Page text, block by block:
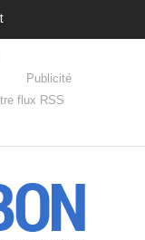
Publicité
flux RSS